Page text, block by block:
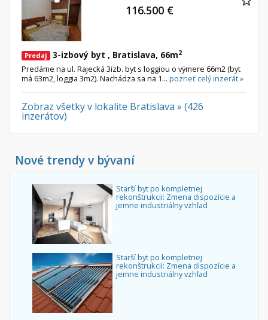
Predaj 3-izbový byt , Bratislava, 66m2
Predáme na ul. Rajecká 3izb. byt s loggiou o výmere 66m2 (byt
má 63m2, loggia 3m2). Nachádza sa na 1... pozrieť celý inzerát »
116.500 €
Zobraz všetky v lokalite Bratislava » (426
inzerátov)
Nové trendy v bývaní
Starší byt po kompletnej
rekonštrukcii: Zmena dispozície a
jemne industriálny vzhľad
Starší byt po kompletnej
rekonštrukcii: Zmena dispozície a
jemne industriálny vzhľad